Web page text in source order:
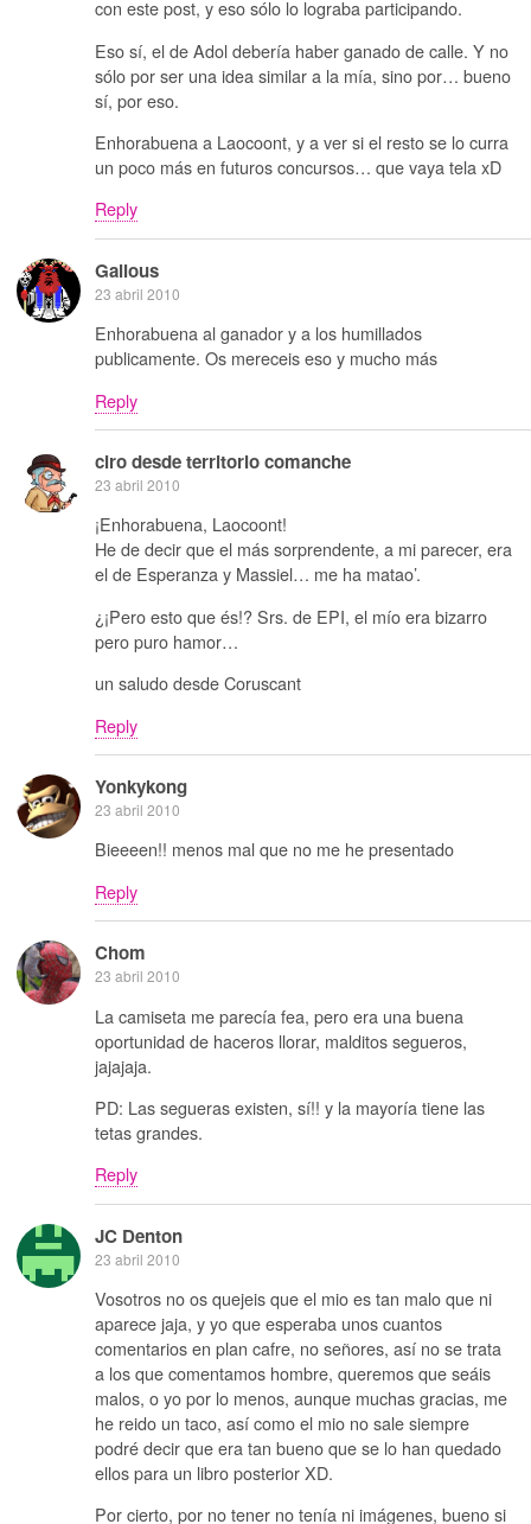
con este post, y eso sólo lo lograba participando.
Eso sí, el de Adol debería haber ganado de calle. Y no
sólo por ser una idea similar a la mía, sino por… bueno
sí, por eso.
Enhorabuena a Laocoont, y a ver si el resto se lo curra
un poco más en futuros concursos… que vaya tela xD
Reply
Galious
23 abril 2010
Enhorabuena al ganador y a los humillados
publicamente. Os mereceis eso y mucho más
Reply
ciro desde territorio comanche
23 abril 2010
¡Enhorabuena, Laocoont!
He de decir que el más sorprendente, a mi parecer, era
el de Esperanza y Massiel… me ha matao’.
¿¡Pero esto que és!? Srs. de EPI, el mío era bizarro
pero puro hamor…
un saludo desde Coruscant
Reply
Yonkykong
23 abril 2010
Bieeeen!! menos mal que no me he presentado
Reply
Chom
23 abril 2010
La camiseta me parecía fea, pero era una buena
oportunidad de haceros llorar, malditos segueros,
jajajaja.
PD: Las segueras existen, sí!! y la mayoría tiene las
tetas grandes.
Reply
JC Denton
23 abril 2010
Vosotros no os quejeis que el mio es tan malo que ni
aparece jaja, y yo que esperaba unos cuantos
comentarios en plan cafre, no señores, así no se trata
a los que comentamos hombre, queremos que seáis
malos, o yo por lo menos, aunque muchas gracias, me
he reido un taco, así como el mio no sale siempre
podré decir que era tan bueno que se lo han quedado
ellos para un libro posterior XD.
Por cierto, por no tener no tenía ni imágenes, bueno si